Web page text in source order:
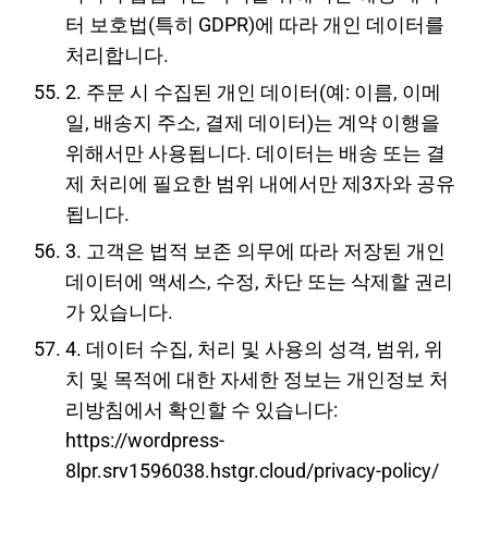
터 보호법(특히 GDPR)에 따라 개인 데이터를
처리합니다.
2. 주문 시 수집된 개인 데이터(예: 이름, 이메
일, 배송지 주소, 결제 데이터)는 계약 이행을
위해서만 사용됩니다. 데이터는 배송 또는 결
제 처리에 필요한 범위 내에서만 제3자와 공유
됩니다.
3. 고객은 법적 보존 의무에 따라 저장된 개인
데이터에 액세스, 수정, 차단 또는 삭제할 권리
가 있습니다.
4. 데이터 수집, 처리 및 사용의 성격, 범위, 위
치 및 목적에 대한 자세한 정보는 개인정보 처
리방침에서 확인할 수 있습니다:
https://wordpress-
8lpr.srv1596038.hstgr.cloud/privacy-policy/